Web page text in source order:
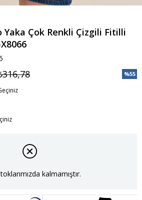
Yaka Çok Renkli Çizgili Fitilli
%55
kalmamıştır.